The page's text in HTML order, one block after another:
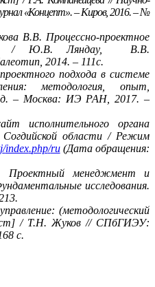
«Концепт». – Киров, 2016. – №
В.В. Процессно-проектное
/ Ю.В. Ляндау,
В.В.
2014. – 111c.
подхода в системе
методология, опыт,
– Москва: ИЭ РАН, 2017. –
исполнительного органа
Согдийской области / Режим
/index.php/ru(Дата обращения:
Проектный менеджмент и
исследования.
(методологический
/ Т.Н. Жуков // СПбГИЭУ:
с.